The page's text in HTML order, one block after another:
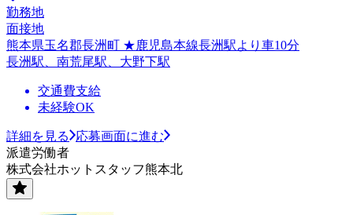
勤務地
面接地
熊本県玉名郡長洲町 ★鹿児島本線長洲駅より車10分
長洲駅、南荒尾駅、大野下駅
交通費支給
未経験OK
詳細を見る
応募画面に進む
派遣労働者
株式会社ホットスタッフ熊本北